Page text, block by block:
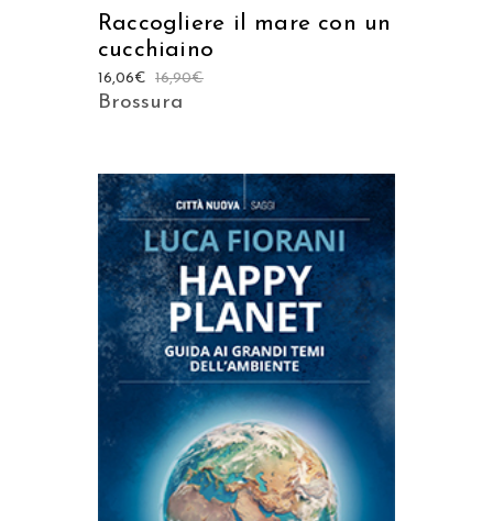
Raccogliere il mare con un
cucchiaino
16,90€
16,06€
Brossura
AGGIUNGI AL CARRELLO